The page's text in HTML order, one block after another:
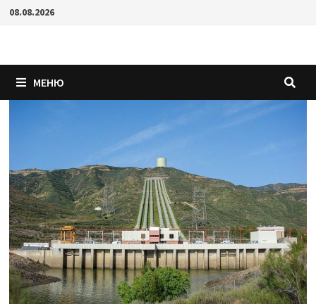
Перейти
08.08.2026
МЕНЮ